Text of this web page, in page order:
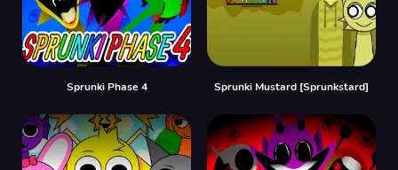
Sprunki Phase 4 Sprunki Mustard [Sprunkstard]